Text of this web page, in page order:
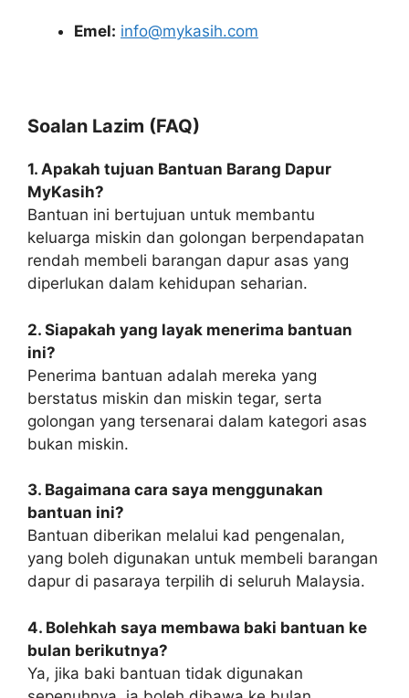
Emel: info@mykasih.com
Soalan Lazim (FAQ)
1. Apakah tujuan Bantuan Barang Dapur
MyKasih?
Bantuan ini bertujuan untuk membantu
keluarga miskin dan golongan berpendapatan
rendah membeli barangan dapur asas yang
diperlukan dalam kehidupan seharian.
2. Siapakah yang layak menerima bantuan
ini?
Penerima bantuan adalah mereka yang
berstatus miskin dan miskin tegar, serta
golongan yang tersenarai dalam kategori asas
bukan miskin.
3. Bagaimana cara saya menggunakan
bantuan ini?
Bantuan diberikan melalui kad pengenalan,
yang boleh digunakan untuk membeli barangan
dapur di pasaraya terpilih di seluruh Malaysia.
4. Bolehkah saya membawa baki bantuan ke
bulan berikutnya?
Ya, jika baki bantuan tidak digunakan